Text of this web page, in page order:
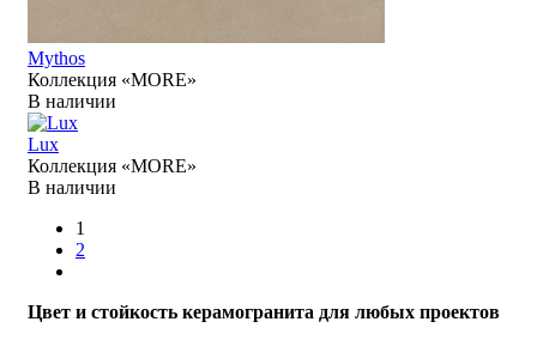
Mythos
Коллекция «MORE»
В наличии
Lux
Коллекция «MORE»
В наличии
1
2
Цвет и стойкость керамогранита для любых проектов